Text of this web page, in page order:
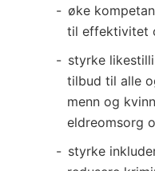
øke
til effektivitet
styrke
tilbud til alle
menn og
eldreomsorg
styrke